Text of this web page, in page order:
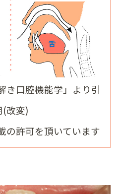
き口腔機能学」より引
(改変)
の許可を頂いています